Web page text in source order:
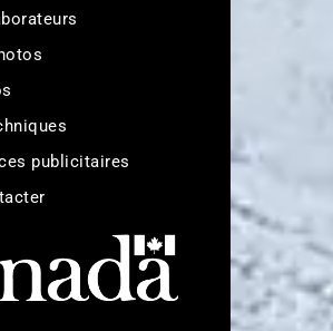
publicitaires